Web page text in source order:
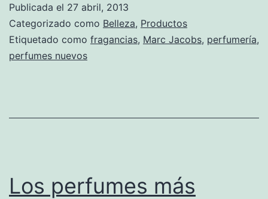
Publicada el 27 abril, 2013
Categorizado como Belleza, Productos
Etiquetado como fragancias, Marc Jacobs, perfumería,
perfumes nuevos
Los perfumes más